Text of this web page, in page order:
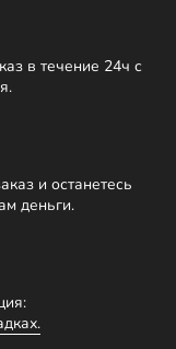
в течение 24ч с
и останетесь
деньги.